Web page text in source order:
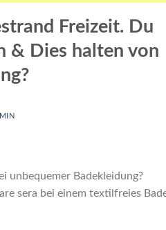
Freizeit. Du
& Dies halten von
unbequemer Badekleidung?
sera bei einem textilfreies